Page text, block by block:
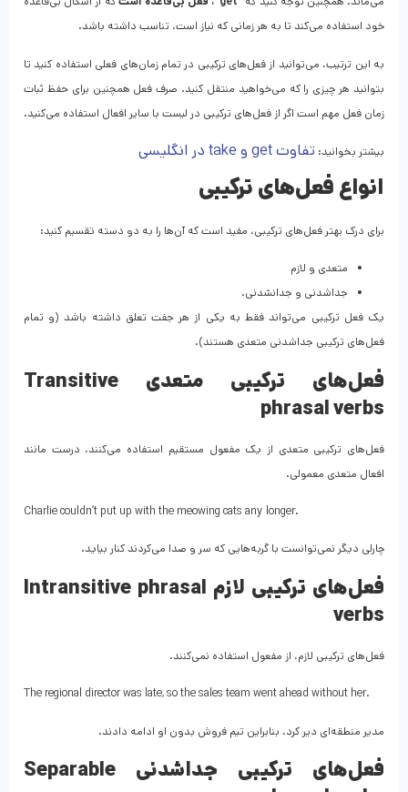
خود استفاده می‌کند تا به هر زمانی که نیاز است، تناسب داشته باشد.
به این ترتیب، می‌توانید از فعل‌های ترکیبی در تمام زمان‌های فعلی استفاده کنید تا
بتوانید هر چیزی را که می‌خواهید منتقل کنید. صرف فعل همچنین برای حفظ ثبات
زمان فعل مهم است اگر از فعل‌های ترکیبی در لیست با سایر افعال استفاده می‌کنید.
بیشتر بخوانید: تفاوت get و take در انگلیسی
انواع فعل‌های ترکیبی
برای درک بهتر فعل‌های ترکیبی، مفید است که آن‌ها را به دو دسته تقسیم کنید:
متعدی و لازم
جداشدنی و جدانشدنی.
یک فعل ترکیبی می‌تواند فقط به یکی از هر جفت تعلق داشته باشد (و تمام
فعل‌های ترکیبی جداشدنی متعدی هستند).
فعل‌های ترکیبی متعدی Transitive
phrasal verbs
فعل‌های ترکیبی متعدی از یک مفعول مستقیم استفاده می‌کنند، درست مانند
افعال متعدی معمولی.
Charlie couldn’t put up with the meowing cats any longer.
چارلی دیگر نمی‌توانست با گربه‌هایی که سر و صدا می‌کردند کنار بیاید.
فعل‌های ترکیبی لازم Intransitive phrasal
verbs
فعل‌های ترکیبی لازم، از مفعول استفاده نمی‌کنند.
The regional director was late, so the sales team went ahead without her.
مدیر منطقه‌ای دیر کرد، بنابراین تیم فروش بدون او ادامه دادند.
فعل‌های ترکیبی جداشدنی Separable